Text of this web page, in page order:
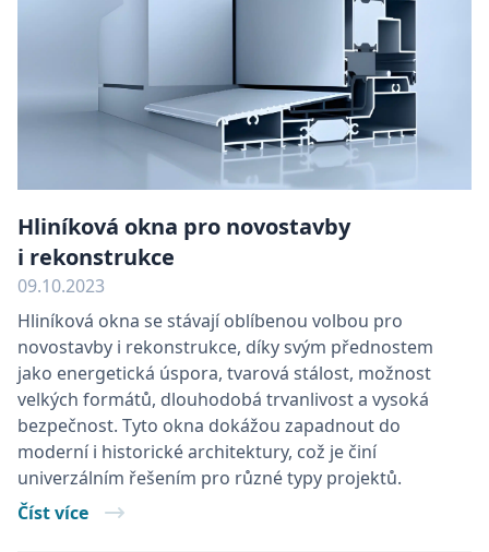
Hliníková okna pro novostavby
i rekonstrukce
09.10.2023
Hliníková okna se stávají oblíbenou volbou pro
novostavby i rekonstrukce, díky svým přednostem
jako energetická úspora, tvarová stálost, možnost
velkých formátů, dlouhodobá trvanlivost a vysoká
bezpečnost. Tyto okna dokážou zapadnout do
moderní i historické architektury, což je činí
univerzálním řešením pro různé typy projektů.
Číst více
×
Tyto webové stránky
používají soubory